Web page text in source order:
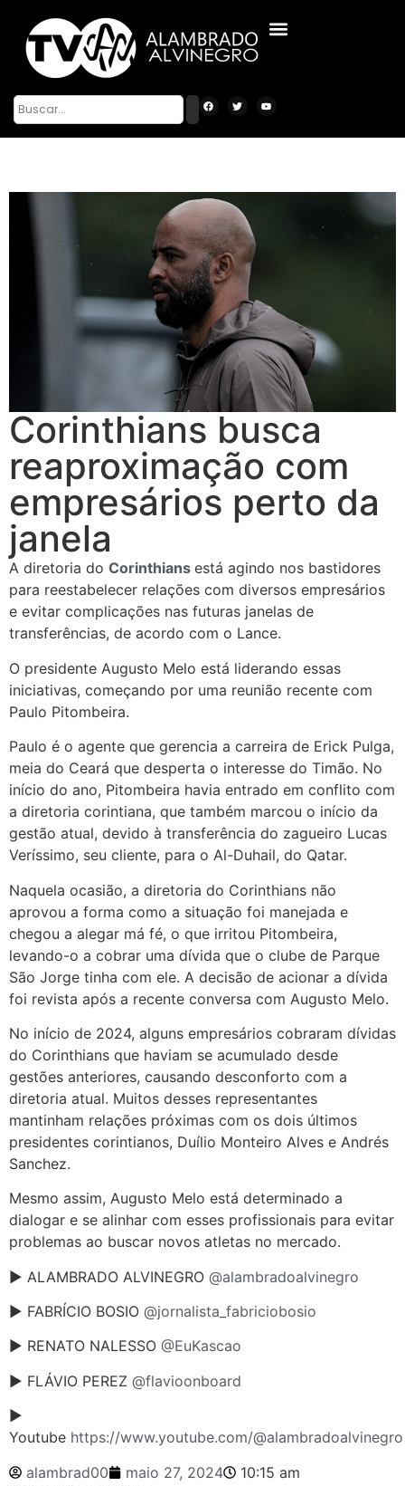
Corinthians busca
reaproximação com
empresários perto da
janela
A diretoria do Corinthians está agindo nos bastidores
para reestabelecer relações com diversos empresários
e evitar complicações nas futuras janelas de
transferências, de acordo com o Lance.
O presidente Augusto Melo está liderando essas
iniciativas, começando por uma reunião recente com
Paulo Pitombeira.
Paulo é o agente que gerencia a carreira de Erick Pulga,
meia do Ceará que desperta o interesse do Timão. No
início do ano, Pitombeira havia entrado em conflito com
a diretoria corintiana, que também marcou o início da
gestão atual, devido à transferência do zagueiro Lucas
Veríssimo, seu cliente, para o Al-Duhail, do Qatar.
Naquela ocasião, a diretoria do Corinthians não
aprovou a forma como a situação foi manejada e
chegou a alegar má fé, o que irritou Pitombeira,
levando-o a cobrar uma dívida que o clube de Parque
São Jorge tinha com ele. A decisão de acionar a dívida
foi revista após a recente conversa com Augusto Melo.
No início de 2024, alguns empresários cobraram dívidas
do Corinthians que haviam se acumulado desde
gestões anteriores, causando desconforto com a
diretoria atual. Muitos desses representantes
mantinham relações próximas com os dois últimos
presidentes corintianos, Duílio Monteiro Alves e Andrés
Sanchez.
Mesmo assim, Augusto Melo está determinado a
dialogar e se alinhar com esses profissionais para evitar
problemas ao buscar novos atletas no mercado.
► ALAMBRADO ALVINEGRO @alambradoalvinegro
► FABRÍCIO BOSIO @jornalista_fabriciobosio
► RENATO NALESSO @EuKascao
► FLÁVIO PEREZ @flavioonboard
►
Youtube https://www.youtube.com/@alambradoalvinegro
alambrad00
maio 27, 2024
10:15 am